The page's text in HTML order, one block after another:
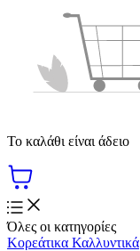
Το καλάθι είναι άδειο
Όλες οι κατηγορίες
Κορεάτικα Καλλυντικά